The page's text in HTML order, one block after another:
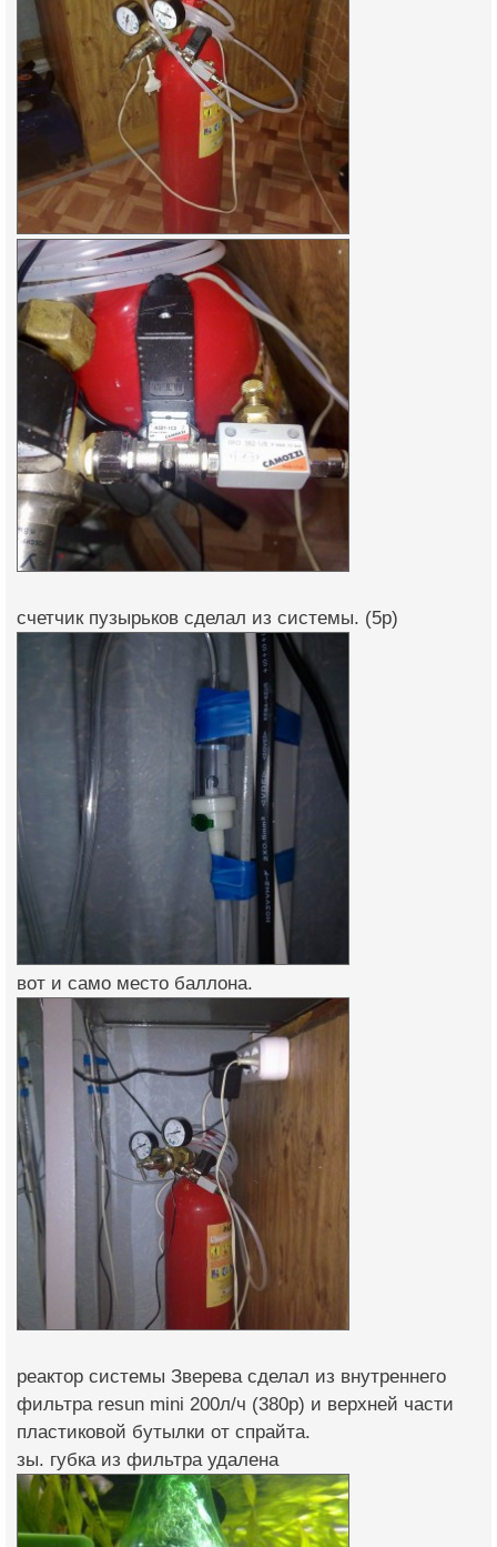
счетчик пузырьков сделал из системы. (5р)
вот и само место баллона.
реактор системы Зверева сделал из внутреннего
фильтра resun mini 200л/ч (380р) и верхней части
пластиковой бутылки от спрайта.
зы. губка из фильтра удалена